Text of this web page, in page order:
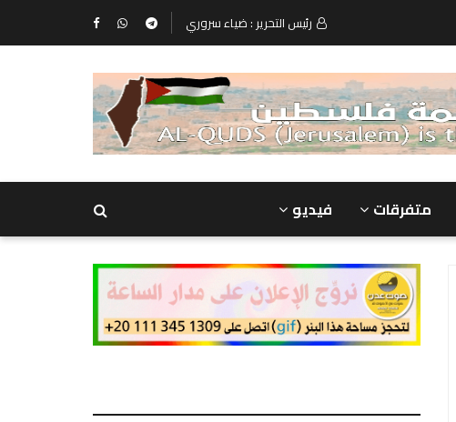
رئيس التحرير : ضياء سروري
متفرقات فيديو